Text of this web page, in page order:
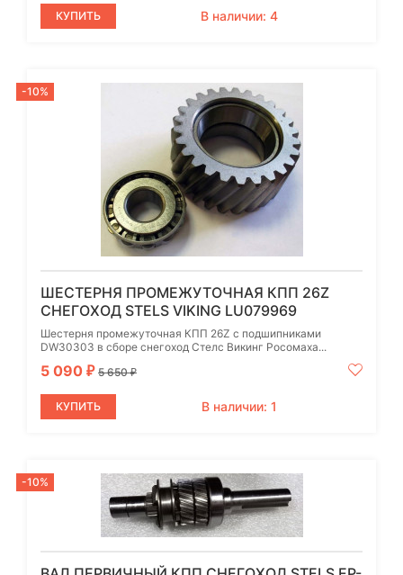
КУПИТЬ В наличии: 4
-10%
ШЕСТЕРНЯ ПРОМЕЖУТОЧНАЯ КПП 26Z
СНЕГОХОД STELS VIKING LU079969
Шестерня промежуточная КПП 26Z с подшипниками
DW30303 в сборе снегоход Стелс Викинг Росомаха...
5 090 ₽ 5 650₽
КУПИТЬ В наличии: 1
-10%